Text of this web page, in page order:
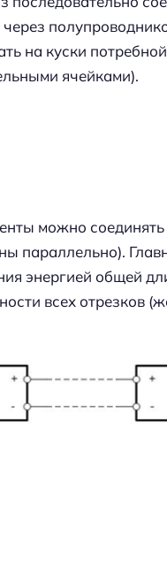
на куски
ячейками).
можно
параллельно).
энергией общей
всех отрезков